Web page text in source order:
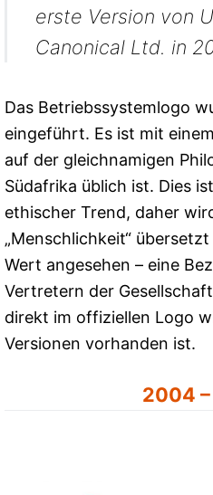
erste Version von
Canonical Ltd. in
Das Betriebssystemlogo
eingeführt. Es ist mit
auf der gleichnamigen
Südafrika üblich ist. Dies
ethischer Trend, daher
„Menschlichkeit“
Wert angesehen – eine
Vertretern der
direkt im offiziellen Logo
Versionen vorhanden ist.
2004